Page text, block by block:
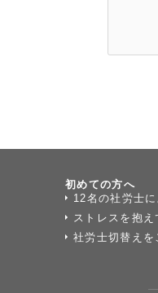
初めての方へ
12名の社労士
ストレスを抱
社労士切替えを